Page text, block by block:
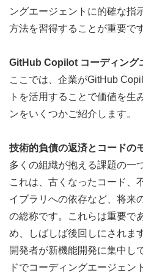
ングエージェントに的確な指
方法を習得することが重要です
GitHub Copilot コーディング
ここでは、企業がGitHub
トを活用することで価値を生
ンをいくつかご紹介します。
技術的負債の返済とコードの
多くの組織が抱える課題の一
これは、古くなったコード、
イブラリへの依存など、将来
の総称です。これらは重要で
め、しばしば後回しにされます
開発者が新機能開発に集中し
ドでコーディングエージェン